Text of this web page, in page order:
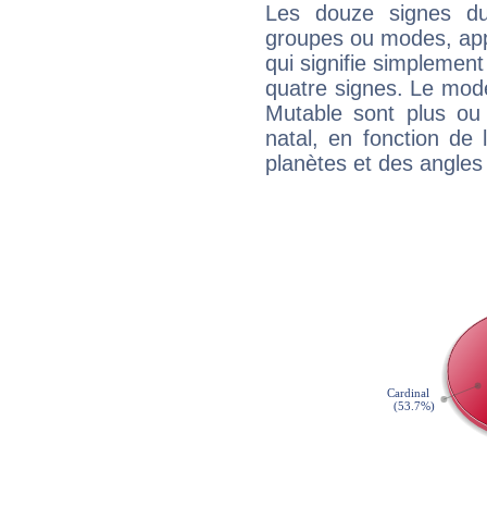
Les douze signes
groupes ou modes,
qui signifie
quatre signes. Le
Mutable sont plus
natal, en fonction de
planètes et des